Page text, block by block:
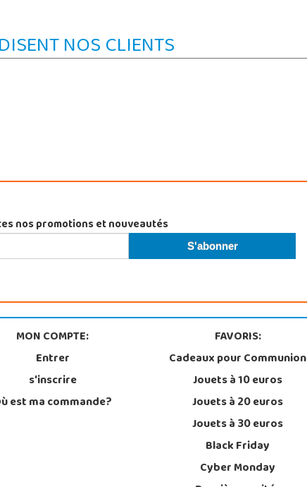
NOS CLIENTS
nos promotions et nouveautés
MON COMPTE:
Entrer
s'inscrire
est ma commande?
FAVORIS:
Cadeaux pour Communion
Jouets à 10 euros
Jouets à 20 euros
Jouets à 30 euros
Black Friday
Cyber Monday